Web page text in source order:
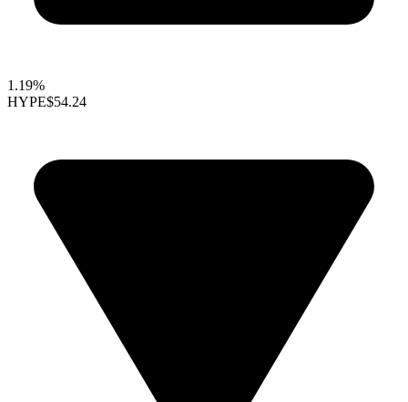
1.19%
HYPE$54.24